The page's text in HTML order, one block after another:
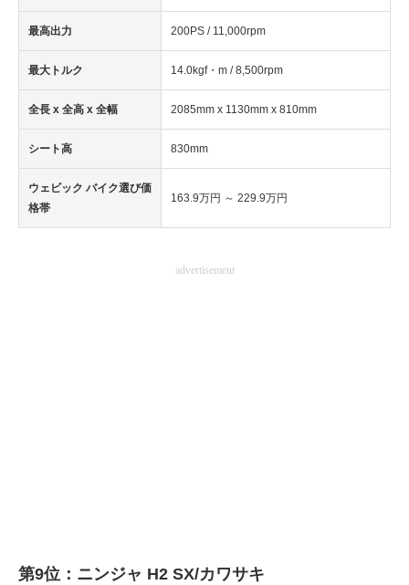
企業向けIT製品の総合サイト
IT製品の技術・比較・事例
製造業のIT導入・活用を支援
モノづくり技術者専門サイト
エレクトロニクス専門サイト
電子設計の基本と応用
最高出力 200PS / 11,000rpm
最大トルク 14.0kgf・m / 8,500rpm
全長 x 全高 x 全幅 2085mm x 1130mm x 810mm
シート高 830mm
ウェビック バイク選び価
格帯
163.9万円 ～ 229.9万円
advertisement
第9位：ニンジャ H2 SX/カワサキ